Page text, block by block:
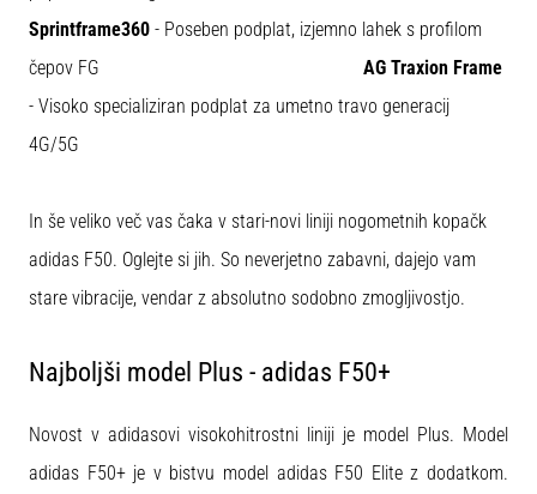
Sprintframe360 - Poseben podplat, izjemno lahek s profilom
čepov FG AG Traxion Frame
- Visoko specializiran podplat za umetno travo generacij
4G/5G
In še veliko več vas čaka v stari-novi liniji nogometnih kopačk
adidas F50. Oglejte si jih. So neverjetno zabavni, dajejo vam
stare vibracije, vendar z absolutno sodobno zmogljivostjo.
Najboljši model Plus - adidas F50+
Novost v adidasovi visokohitrostni liniji je model Plus. Model
adidas F50+ je v bistvu model adidas F50 Elite z dodatkom.